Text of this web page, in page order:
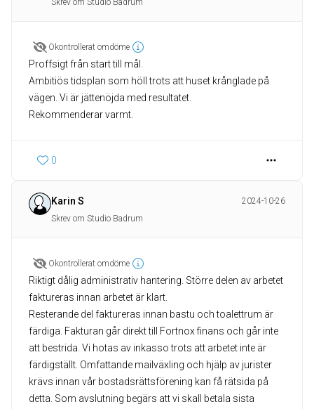
Skrev om Studio Badrum
Okontrollerat omdöme
Proffsigt från start till mål.
Ambitiös tidsplan som höll trots att huset krånglade på
vägen. Vi är jättenöjda med resultatet.
Rekommenderar varmt.
0
Karin S
2024-10-26
Skrev om Studio Badrum
Okontrollerat omdöme
Riktigt dålig administrativ hantering. Större delen av arbetet
faktureras innan arbetet är klart.
Resterande del faktureras innan bastu och toalettrum är
färdiga. Fakturan går direkt till Fortnox finans och går inte
att bestrida. Vi hotas av inkasso trots att arbetet inte är
färdigställt. Omfattande mailväxling och hjälp av jurister
krävs innan vår bostadsrättsförening kan få rätsida på
detta. Som avslutning begärs att vi skall betala sista